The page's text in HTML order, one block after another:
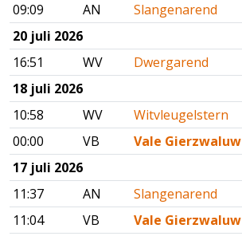
09:09
AN
Slangenarend
20 juli 2026
16:51
WV
Dwergarend
18 juli 2026
10:58
WV
Witvleugelstern
00:00
VB
Vale Gierzwaluw
17 juli 2026
11:37
AN
Slangenarend
11:04
VB
Vale Gierzwaluw